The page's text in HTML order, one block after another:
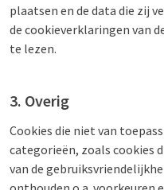
plaatsen en de data die zij
de cookieverklaringen van
te lezen.
3. Overig
Cookies die niet van
categorieën, zoals cookies
van de